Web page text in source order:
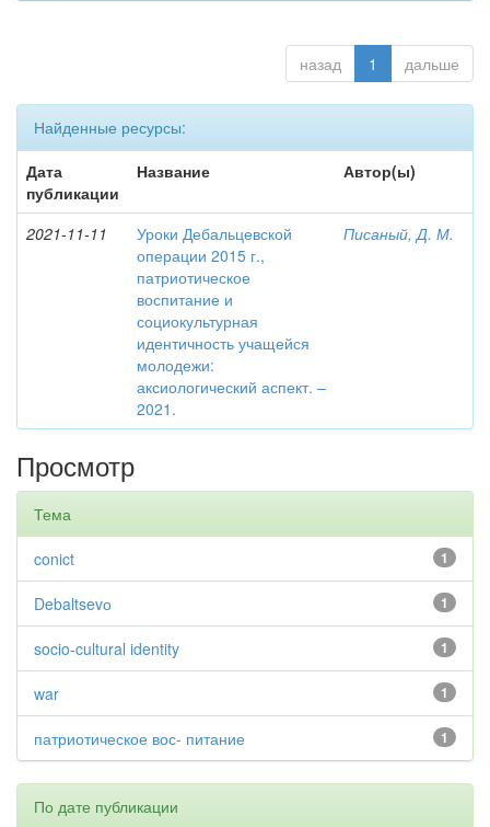
назад 1 дальше
Найденные ресурсы:
Дата
публикации
Название Автор(ы)
2021-11-11
Уроки Дебальцевской
операции 2015 г.,
патриотическое
воспитание и
социокультурная
идентичность учащейся
молодежи:
аксиологический аспект. –
2021.
Писаный, Д. М.
Просмотр
Тема
1
conict
1
Debaltsevо
1
socio-cultural identity
1
war
1
патриотическое вос- питание
По дате публикации